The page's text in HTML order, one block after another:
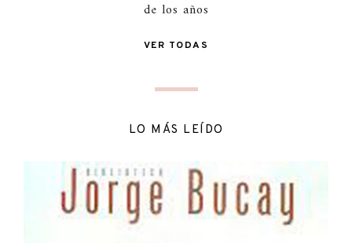
de los años
VER TODAS
LO MÁS LEÍDO